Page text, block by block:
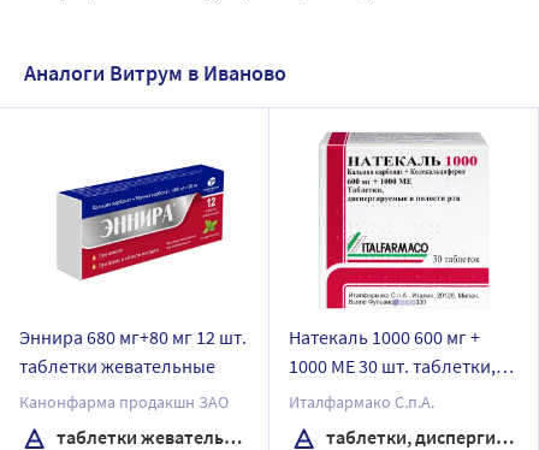
Аналоги Витрум в Иваново
Эннира 680 мг+80 мг 12 шт.
таблетки жевательные
Канонфарма продакшн ЗАО
таблетки жевательные
Натекаль 1000 600 мг +
1000 МЕ 30 шт. таблетки,
диспергируемые в
полости рта
Италфармако С.п.А.
таблетки, диспергируемые в полости рта